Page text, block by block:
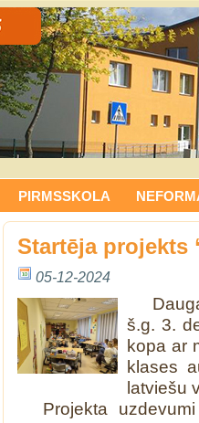
PIRMSSKOLA
Startēja projekts
05-12-2024
š.g. 3.
kopa ar
klases
latviešu
Projekta